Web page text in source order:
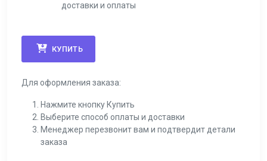
доставки и оплаты
КУПИТЬ
Для оформления заказа:
Нажмите кнопку Купить
Выберите способ оплаты и доставки
Менеджер перезвонит вам и подтвердит детали
заказа